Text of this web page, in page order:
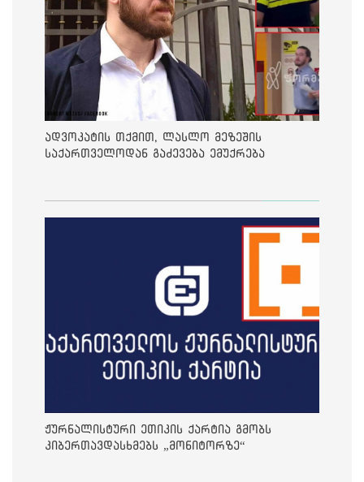
ადვოკატის თქმით, ლასლო მეზეშის
საქართველოდან გაძევება ემუქრება
ჟურნალისტური ეთიკის ქარტია გმობს
კიბერთავდასხმებს „მონიტორზე“